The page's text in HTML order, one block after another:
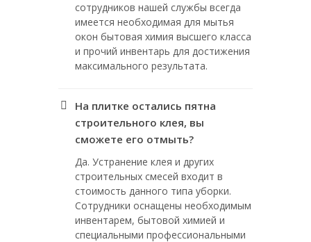
сотрудников нашей службы всегда
имеется необходимая для мытья
окон бытовая химия высшего класса
и прочий инвентарь для достижения
максимального результата.
На плитке остались пятна
строительного клея, вы
сможете его отмыть?
Да. Устранение клея и других
строительных смесей входит в
стоимость данного типа уборки.
Сотрудники оснащены необходимым
инвентарем, бытовой химией и
специальными профессиональными